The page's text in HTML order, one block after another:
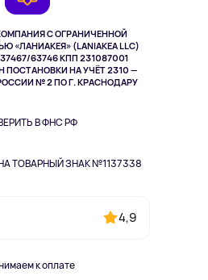
С ОГРАНИЧЕННОЙ
«ЛАНИАКЕЯ» (LANIAKEA LLC)
63746 КПП 231087001
ПОСТАНОВКИ НА УЧЁТ 2310 —
№ 2 ПО Г. КРАСНОДАРУ
В ФНС РФ
ТОВАРНЫЙ ЗНАК №1137338
4,9
к оплате